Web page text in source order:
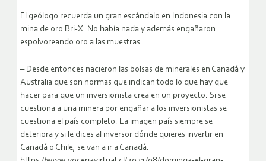
El geólogo recuerda un gran escándalo en Indonesia con la
mina de oro Bri-X. No había nada y además engañaron
espolvoreando oro a las muestras.
– Desde entonces nacieron las bolsas de minerales en Canadá y
Australia que son normas que indican todo lo que hay que
hacer para que un inversionista crea en un proyecto. Si se
cuestiona a una minera por engañar a los inversionistas se
cuestiona el país completo. La imagen país siempre se
deteriora y si le dices al inversor dónde quieres invertir en
Canadá o Chile, se van a ir a Canadá.